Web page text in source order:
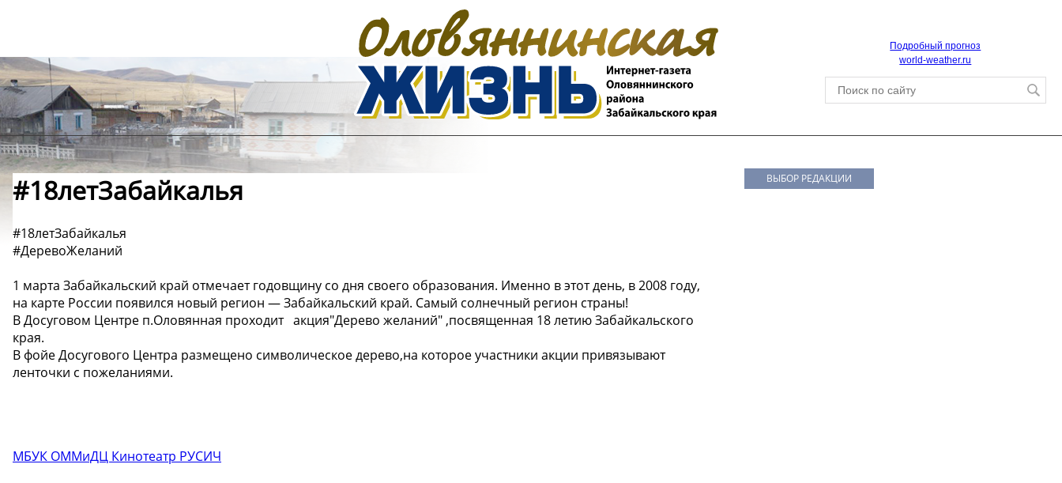
Подробный прогноз
world-weather.ru
#18летЗабайкалья
#18летЗабайкалья
#ДеревоЖеланий
1 марта Забайкальский край отмечает годовщину со дня своего образования. Именно в этот день, в 2008 году,
на карте России появился новый регион — Забайкальский край. Самый солнечный регион страны!
В Досуговом Центре п.Оловянная проходит акция"Дерево желаний" ,посвященная 18 летию Забайкальского
края.
В фойе Досугового Центра размещено символическое дерево,на которое участники акции привязывают
ленточки с пожеланиями.
МБУК ОММиДЦ Кинотеатр РУСИЧ
ВЫБОР РЕДАКЦИИ